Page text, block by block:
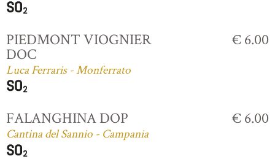
PIEDMONT VIOGNIER
DOC
Luca Ferraris - Monferrato
€ 6.00
FALANGHINA DOP
Cantina del Sannio - Campania
€ 6.00